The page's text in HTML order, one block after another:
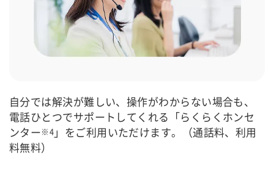
自分では解決が難しい、操作がわからない場合も、
電話ひとつでサポートしてくれる「らくらくホンセ
ンター※4 」をご利用いただけます。（通話料、利用
料無料）